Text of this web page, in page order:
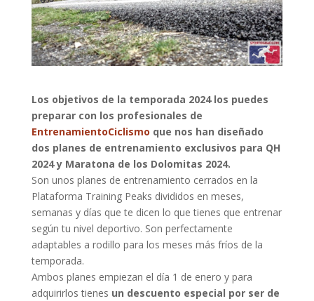
Los objetivos de la temporada 2024 los puedes
preparar con los profesionales de
EntrenamientoCiclismo que nos han diseñado
dos planes de entrenamiento exclusivos para QH
2024 y Maratona de los Dolomitas 2024.
Son unos planes de entrenamiento cerrados en la
Plataforma Training Peaks divididos en meses,
semanas y días que te dicen lo que tienes que entrenar
según tu nivel deportivo. Son perfectamente
adaptables a rodillo para los meses más fríos de la
temporada.
Ambos planes empiezan el día 1 de enero y para
adquirirlos tienes un descuento especial por ser de